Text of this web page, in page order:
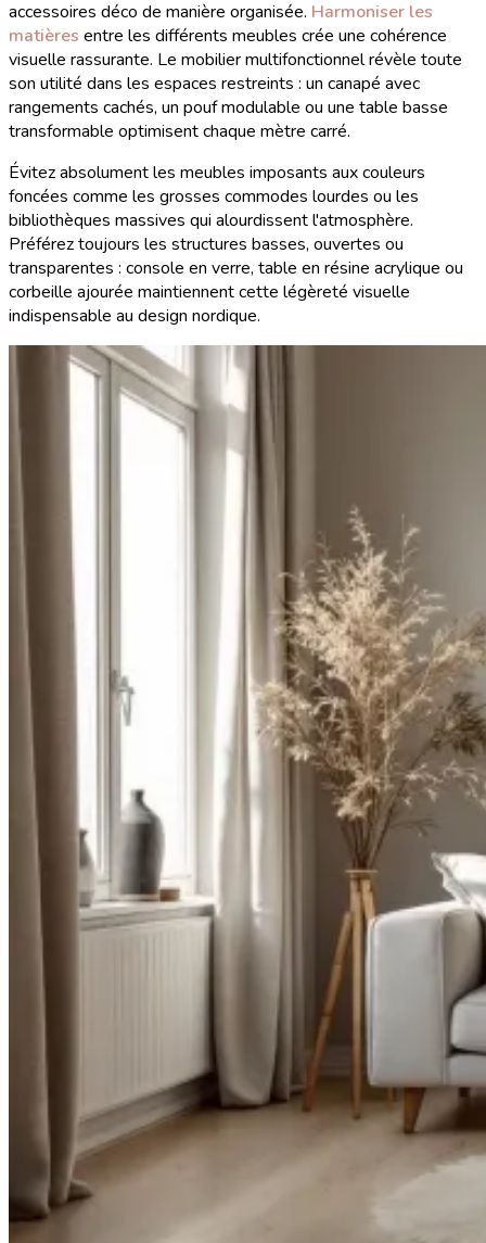
accessoires déco de manière organisée. Harmoniser les
matières entre les différents meubles crée une cohérence
visuelle rassurante. Le mobilier multifonctionnel révèle toute
son utilité dans les espaces restreints : un canapé avec
rangements cachés, un pouf modulable ou une table basse
transformable optimisent chaque mètre carré.
Évitez absolument les meubles imposants aux couleurs
foncées comme les grosses commodes lourdes ou les
bibliothèques massives qui alourdissent l'atmosphère.
Préférez toujours les structures basses, ouvertes ou
transparentes : console en verre, table en résine acrylique ou
corbeille ajourée maintiennent cette légèreté visuelle
indispensable au design nordique.